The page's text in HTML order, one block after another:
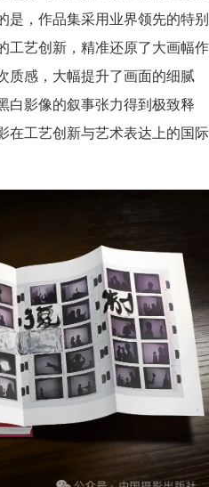
是，作品集采用业界领先的特别
工艺创新，精准还原了大画幅作
质感，大幅提升了画面的细腻
白影像的叙事张力得到极致释
在工艺创新与艺术表达上的国际